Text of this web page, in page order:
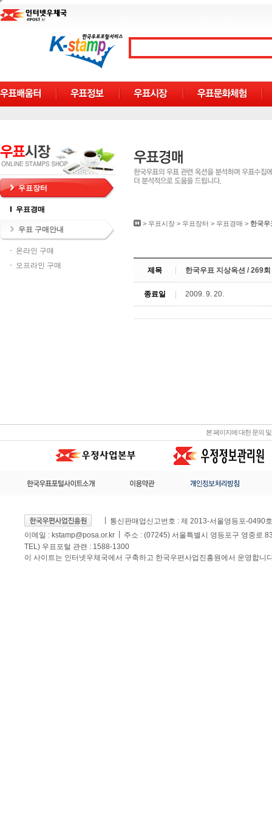
우표장터
우표경매
우표 구매안내
온라인 구매
오프라인 구매
> 우표시장 > 우표장터 > 우표경매 > 한국우
제목 한국우표 지상옥션 / 269
종료일 2009. 9. 20.
본 페이지에 대한 문의
통신판매업신고번호 : 제 2013-서울영등포-0490호
이메일 : kstamp@posa.or.kr
주소 : (07245) 서울특별시 영등포구 영중로
TEL) 우표포털 관련 : 1588-1300
이 사이트는 인터넷우체국에서 구축하고 한국우편사업진흥원에서 운영합니